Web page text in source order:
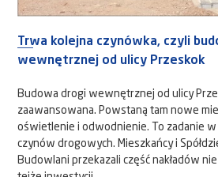
Trwa kolejna czynówka, czyli
wewnętrznej od ulicy Przeskok
Budowa drogi wewnętrznej od ulicy
zaawansowana. Powstaną tam nowe
oświetlenie i odwodnienie. To zadanie w
czynów drogowych. Mieszkańcy i
Budowlani przekazali część nakładów